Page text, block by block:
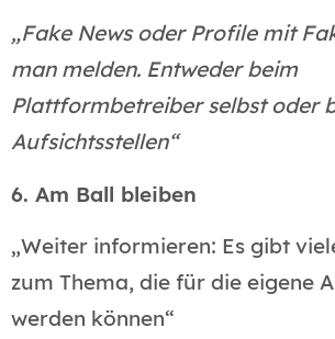
„Fake News oder Profile mit
man melden. Entweder beim
Plattformbetreiber selbst oder
Aufsichtsstellen“
6. Am Ball bleiben
„Weiter informieren: Es gibt
zum Thema, die für die eigene
werden können“